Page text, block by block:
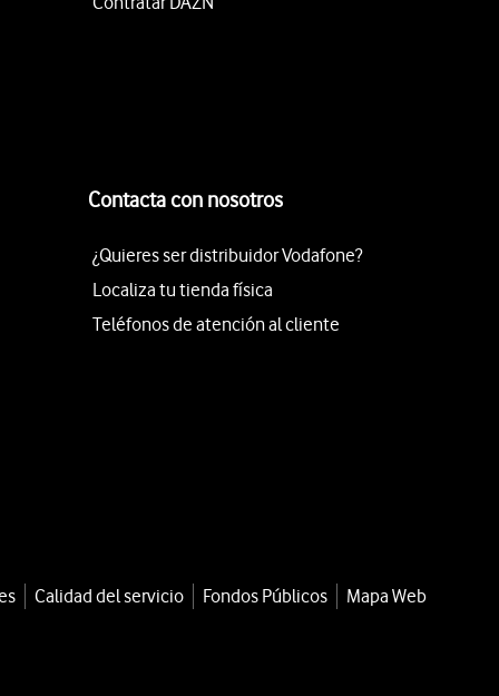
Contacta con nosotros
¿Quieres ser distribuidor Vodafone?
Localiza tu tienda física
Teléfonos de atención al cliente
Calidad del servicio Fondos Públicos
Mapa Web